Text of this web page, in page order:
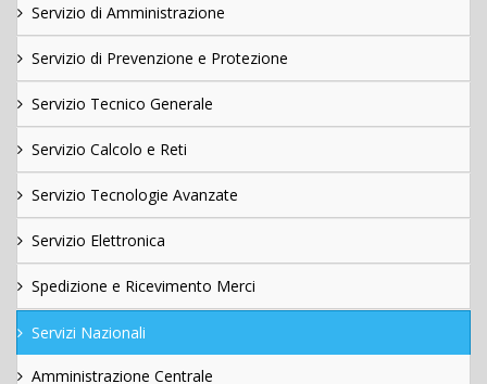
Servizio di Amministrazione
Servizio di Prevenzione e Protezione
Servizio Tecnico Generale
Servizio Calcolo e Reti
Servizio Tecnologie Avanzate
Servizio Elettronica
Spedizione e Ricevimento Merci
Servizi Nazionali
Amministrazione Centrale